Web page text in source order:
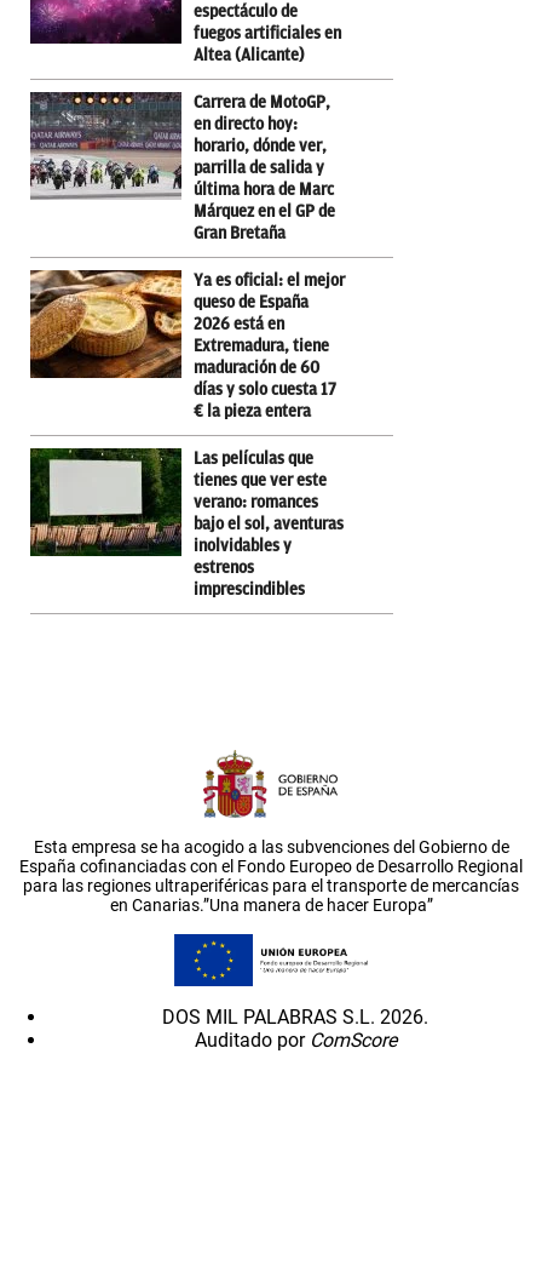
espectáculo de
fuegos artificiales en
Altea (Alicante)
Carrera de MotoGP,
en directo hoy:
horario, dónde ver,
parrilla de salida y
última hora de Marc
Márquez en el GP de
Gran Bretaña
Ya es oficial: el mejor
queso de España
2026 está en
Extremadura, tiene
maduración de 60
días y solo cuesta 17
€ la pieza entera
Las películas que
tienes que ver este
verano: romances
bajo el sol, aventuras
inolvidables y
estrenos
imprescindibles
Esta empresa se ha acogido a las subvenciones del Gobierno de
España cofinanciadas con el Fondo Europeo de Desarrollo Regional
para las regiones ultraperiféricas para el transporte de mercancías
en Canarias.”Una manera de hacer Europa”
DOS MIL PALABRAS S.L. 2026.
Auditado por ComScore